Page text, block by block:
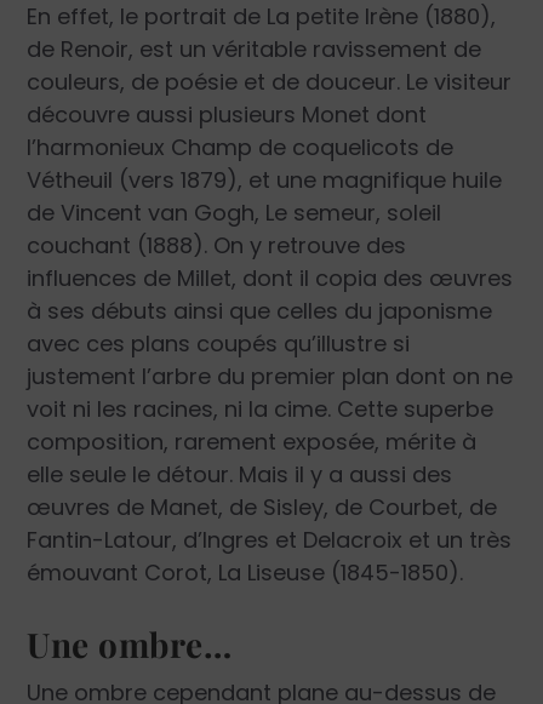
En effet, le portrait de La petite Irène (1880),
de Renoir, est un véritable ravissement de
couleurs, de poésie et de douceur. Le visiteur
découvre aussi plusieurs Monet dont
l’harmonieux Champ de coquelicots de
Vétheuil (vers 1879), et une magnifique huile
de Vincent van Gogh, Le semeur, soleil
couchant (1888). On y retrouve des
influences de Millet, dont il copia des œuvres
à ses débuts ainsi que celles du japonisme
avec ces plans coupés qu’illustre si
justement l’arbre du premier plan dont on ne
voit ni les racines, ni la cime. Cette superbe
composition, rarement exposée, mérite à
elle seule le détour. Mais il y a aussi des
œuvres de Manet, de Sisley, de Courbet, de
Fantin-Latour, d’Ingres et Delacroix et un très
émouvant Corot, La Liseuse (1845-1850).
Une ombre…
Une ombre cependant plane au-dessus de